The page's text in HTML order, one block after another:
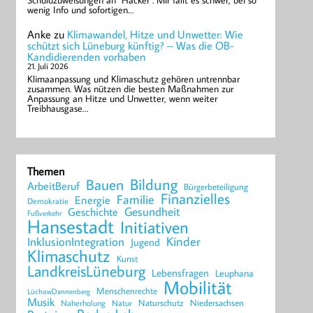
wenig Info und sofortigen…
Anke zu Klimawandel, Hitze und Unwetter: Wie
schützt sich Lüneburg künftig? – Was die OB-
Kandidierenden vorhaben
21. Juli 2026
Klimaanpassung und Klimaschutz gehören untrennbar
zusammen. Was nützen die besten Maßnahmen zur
Anpassung an Hitze und Unwetter, wenn weiter
Treibhausgase…
Themen
ArbeitBeruf Bauen Bildung Bürgerbeteiligung
Demokratie Energie Familie Finanzielles
Fußverkehr Geschichte Gesundheit
Hansestadt Initiativen
InklusionIntegration Jugend Kinder
Klimaschutz Kunst
LandkreisLüneburg Lebensfragen Leuphana
LüchowDannenberg Menschenrechte Mobilität
Musik Naherholung Natur Naturschutz Niedersachsen